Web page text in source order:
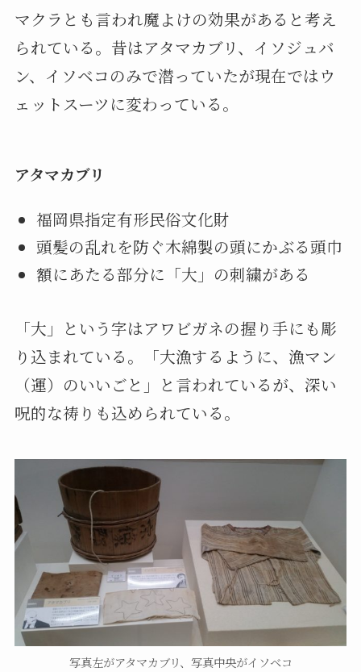
マクラとも言われ魔よけの効果があると考え
られている。昔はアタマカブリ、イソジュバ
ン、イソベコのみで潜っていたが現在ではウ
ェットスーツに変わっている。
アタマカブリ
福岡県指定有形民俗文化財
頭髪の乱れを防ぐ木綿製の頭にかぶる頭巾
額にあたる部分に「大」の刺繍がある
「大」という字はアワビガネの握り手にも彫
り込まれている。「大漁するように、漁マン
（運）のいいごと」と言われているが、深い
呪的な祷りも込められている。
写真左がアタマカブリ、写真中央がイソベコ